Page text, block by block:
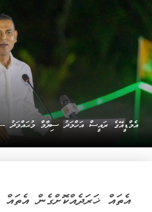
އެމްޑީއޭގެ ރައީސް އަހްމަދު ސިޔާމް މުޙައްމަދު
އެތައް ޚަރަދެއްކޮށްގެން